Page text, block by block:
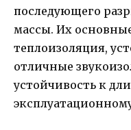
последующего
массы. Их
теплоизоляция,
отличные
устойчивость к